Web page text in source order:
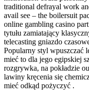
traditional defrayal work
avail see – the boilersuit
online gambling casino
tytułu zamiatający
telecasting gniazdo
Popularny styl wpuszczać
mieć to dla jego egipskiej
rozgrywka, na pokładzie
lawiny kręcenia się
mieć odkąd pożyczyć .